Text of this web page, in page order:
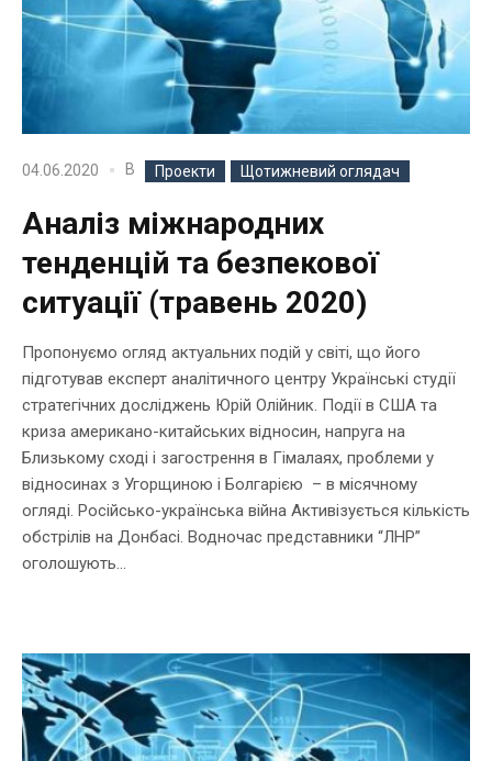
04.06.2020 В Проекти Щотижневий оглядач
Аналіз міжнародних
тенденцій та безпекової
ситуації (травень 2020)
Пропонуємо огляд актуальних подій у світі, що його
підготував експерт аналітичного центру Українські студії
стратегічних досліджень Юрій Олійник. Події в США та
криза американо-китайських відносин, напруга на
Близькому сході і загострення в Гімалаях, проблеми у
відносинах з Угорщиною і Болгарією – в місячному
огляді. Російсько-українська війна Активізується кількість
обстрілів на Донбасі. Водночас представники “ЛНР”
оголошують...